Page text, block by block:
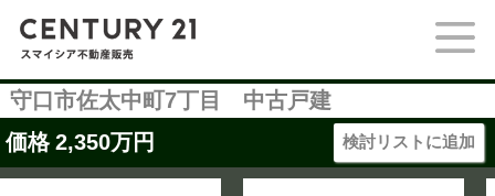
守口市佐太中町7丁目 中古戸建
価格 2,350万円 検討リストに追加